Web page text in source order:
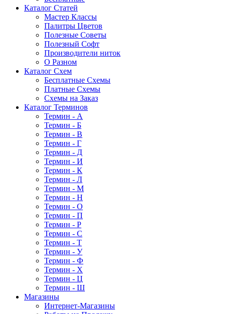
Каталог Статей
Мастер Классы
Палитры Цветов
Полезные Советы
Полезный Софт
Производители ниток
О Разном
Каталог Схем
Бесплатные Схемы
Платные Схемы
Схемы на Заказ
Каталог Терминов
Термин - А
Термин - Б
Термин - В
Термин - Г
Термин - Д
Термин - И
Термин - К
Термин - Л
Термин - М
Термин - Н
Термин - О
Термин - П
Термин - Р
Термин - С
Термин - Т
Термин - У
Термин - Ф
Термин - Х
Термин - Ц
Термин - Ш
Магазины
Интернет-Магазины